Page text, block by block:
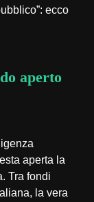
ecco
aperto
aperta la
Tra fondi
la vera